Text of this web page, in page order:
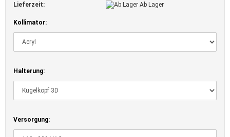
Lieferzeit:
Ab Lager
Kollimator:
Halterung:
Versorgung: